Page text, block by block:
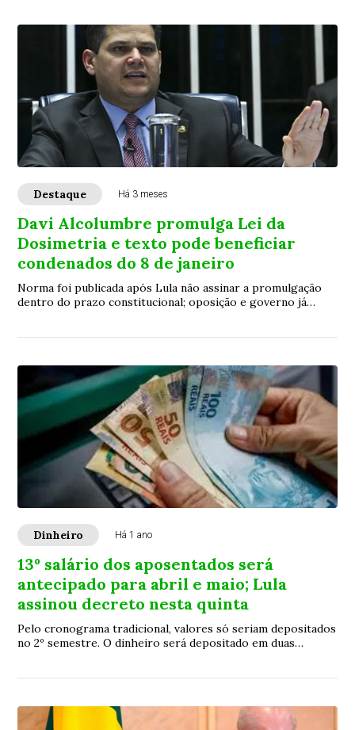
Destaque Há 3 meses
Davi Alcolumbre promulga Lei da
Dosimetria e texto pode beneficiar
condenados do 8 de janeiro
Norma foi publicada após Lula não assinar a promulgação
dentro do prazo constitucional; oposição e governo já
Dinheiro Há 1 ano
13º salário dos aposentados será
antecipado para abril e maio; Lula
assinou decreto nesta quinta
Pelo cronograma tradicional, valores só seriam depositados
no 2º semestre. O dinheiro será depositado em duas
abril e maio; Lula assinou decreto nesta quinta